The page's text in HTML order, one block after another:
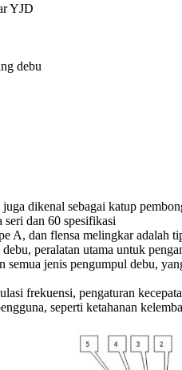
YJD
debu
dikenal sebagai katup
dan 60 spesifikasi
A, dan flensa melingkar adalah
peralatan utama untuk
semua jenis pengumpul debu,
frekuensi, pengaturan
seperti ketahanan